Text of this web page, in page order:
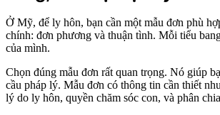
Ở Mỹ, để ly hôn, bạn cần một mẫu đơn phù
chính: đơn phương và thuận tình. Mỗi tiểu
của mình.
Chọn đúng mẫu đơn rất quan trọng. Nó giúp
cầu pháp lý. Mẫu đơn có thông tin cần thiết
lý do ly hôn, quyền chăm sóc con, và phân